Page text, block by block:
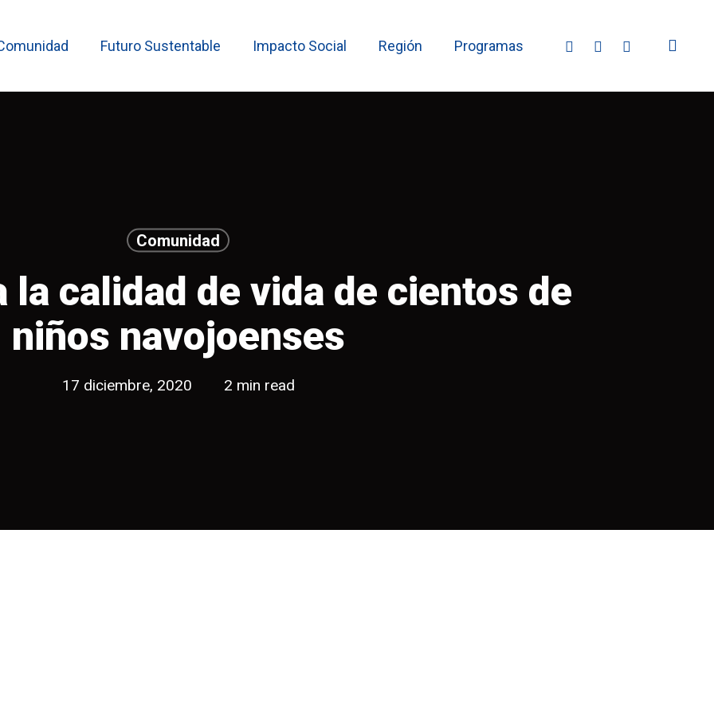
Futuro Sustentable Impacto Social Región Programas facebookyoutubeinstagram
Comunidad
la calidad de vida de cientos de
niños navojoenses
17 diciembre, 2020 2 min read